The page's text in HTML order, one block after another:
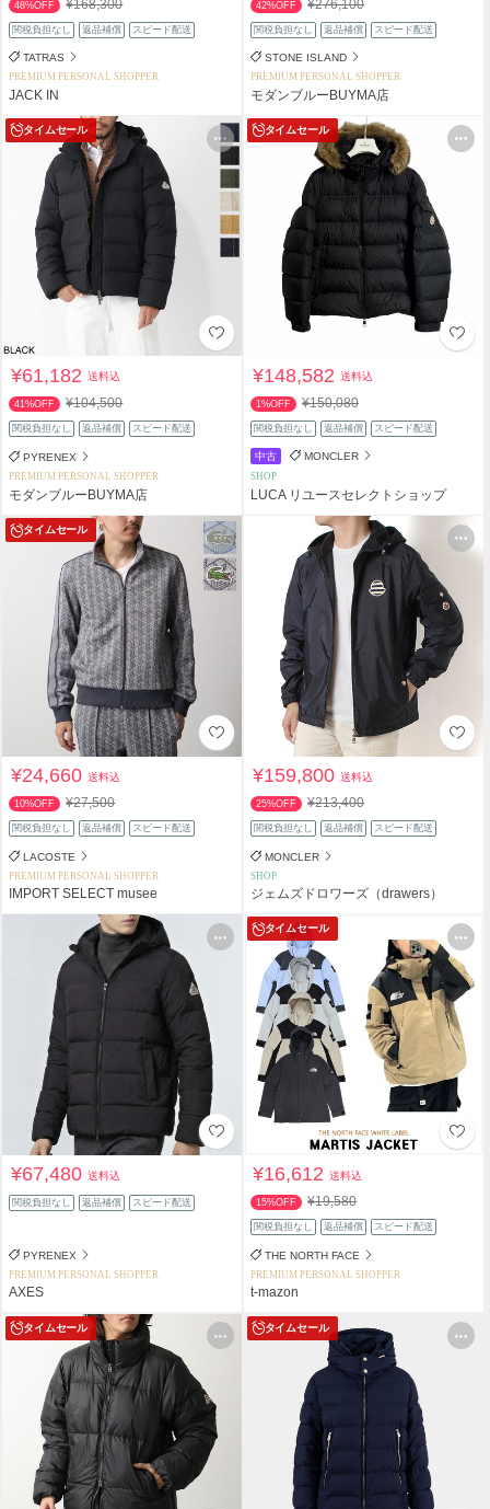
48%OFF ¥168,300
関税負担なし 返品補償 スピード配送
TATRAS
PREMIUM PERSONAL SHOPPER
JACK IN
42%OFF ¥276,100
関税負担なし 返品補償 スピード配送
STONE ISLAND
PREMIUM PERSONAL SHOPPER
モダンブルーBUYMA店
タイムセール
¥61,182送料込
41%OFF ¥104,500
関税負担なし 返品補償 スピード配送
PYRENEX
PREMIUM PERSONAL SHOPPER
モダンブルーBUYMA店
タイムセール
¥148,582送料込
1%OFF ¥150,080
関税負担なし 返品補償 スピード配送
中古 MONCLER
SHOP
LUCA リユースセレクトショップ
タイムセール
¥24,660送料込
10%OFF ¥27,500
関税負担なし 返品補償 スピード配送
LACOSTE
PREMIUM PERSONAL SHOPPER
IMPORT SELECT musee
¥159,800送料込
25%OFF ¥213,400
関税負担なし 返品補償 スピード配送
MONCLER
SHOP
ジェムズドロワーズ（drawers）
¥67,480送料込
関税負担なし 返品補償 スピード配送
PYRENEX
PREMIUM PERSONAL SHOPPER
AXES
タイムセール
¥16,612送料込
15%OFF ¥19,580
関税負担なし 返品補償 スピード配送
THE NORTH FACE
PREMIUM PERSONAL SHOPPER
t-mazon
タイムセール タイムセール